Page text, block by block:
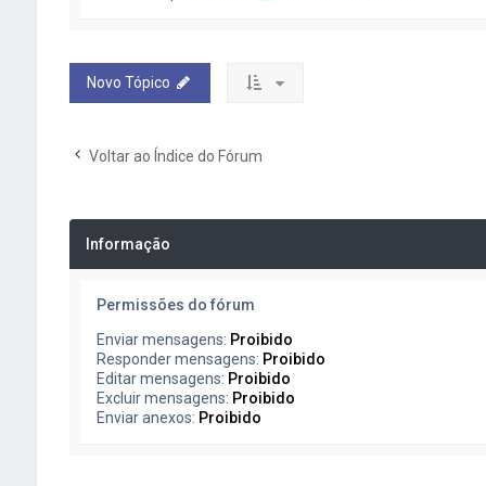
Novo Tópico
Voltar ao Índice do Fórum
Informação
Permissões do fórum
Enviar mensagens: Proibido
Responder mensagens: Proibido
Editar mensagens: Proibido
Excluir mensagens: Proibido
Enviar anexos: Proibido